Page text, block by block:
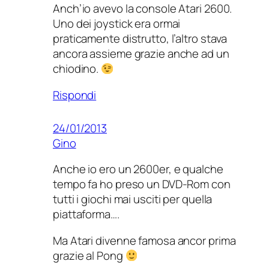
Anch’io avevo la console Atari 2600.
Uno dei joystick era ormai
praticamente distrutto, l’altro stava
ancora assieme grazie anche ad un
chiodino.
Rispondi
24/01/2013
Gino
Anche io ero un 2600er, e qualche
tempo fa ho preso un DVD-Rom con
tutti i giochi mai usciti per quella
piattaforma….
Ma Atari divenne famosa ancor prima
grazie al Pong